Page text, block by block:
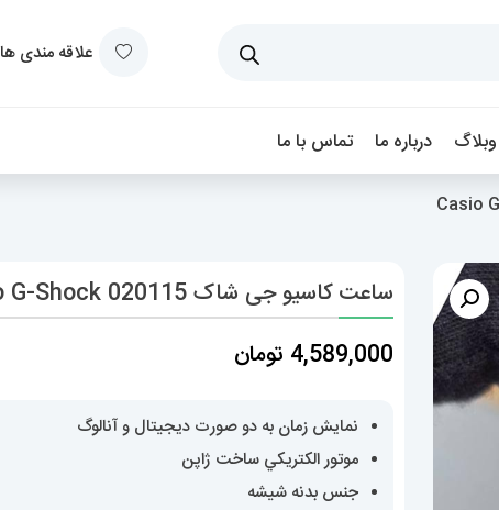
علاقه مندی ها
وبلاگ درباره ما تماس با ما
ساعت کاسیو جی شاک Casio G-Shock 020115
4,589,000 تومان
نمایش زمان به دو صورت دیجیتال و آنالوگ
موتور الکتريکي ساخت ژاپن
جنس بدنه شیشه